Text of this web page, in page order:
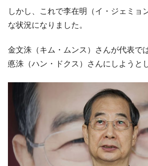
種は全般的「不調」⇒ PSIが示す現況は
『Money1』 韓国で猛暑。南東部では
「KDDX」1番艦、2032年竣工と公示
『Money1』
【対日本円】ウォン安が
に韓国がいっちょがみしたのでは。
『Money1』
韓国政府『BYD』車への
は韓国で『BYD』車は売れている。6カ
1.9倍！
しかし、これで李在明（イ・ジェミョ
な状況になりました。
金文洙（キム・ムンス）さんが代表で
悳洙（ハン・ドクス）さんにしようと